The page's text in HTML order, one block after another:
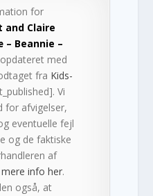
for
and Claire
Beannie –
med
fra Kids-
Vi
for afvigelser,
eventuelle fejl
og de faktiske
af
mere info her.
også, at